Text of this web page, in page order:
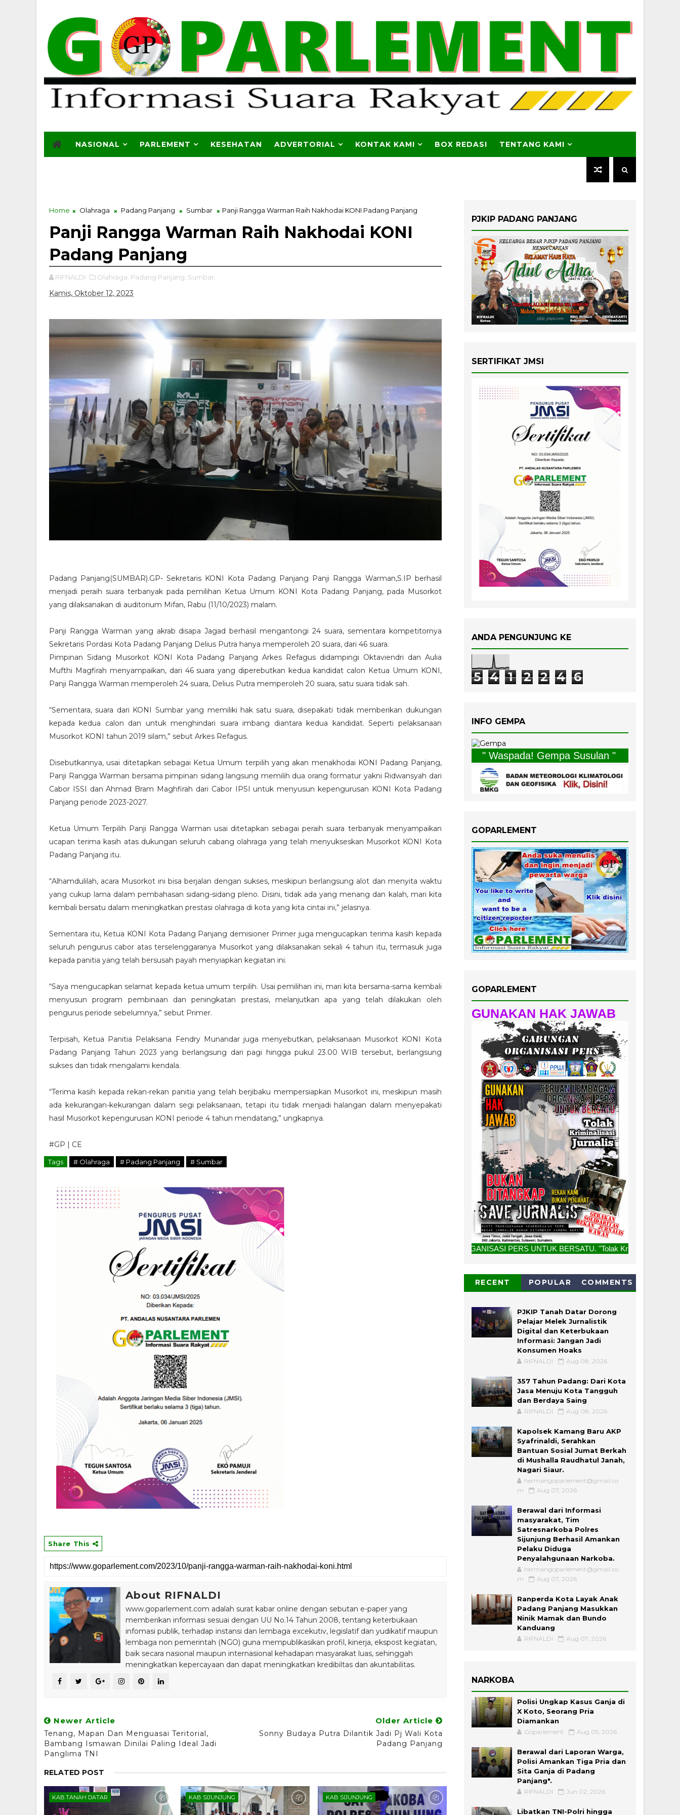
NASIONAL PARLEMENT KESEHATAN ADVERTORIAL KONTAK KAMI BOX REDASI TENTANG KAMI
Home Olahraga Padang Panjang Sumbar Panji Rangga Warman Raih Nakhodai KONI Padang Panjang
Panji Rangga Warman Raih Nakhodai KONI
Padang Panjang
RIFNALDI Olahraga, Padang Panjang, Sumbar,
Kamis, Oktober 12, 2023
Padang Panjang(SUMBAR).GP- Sekretaris KONI Kota Padang Panjang Panji Rangga Warman,S.IP berhasil
menjadi peraih suara terbanyak pada pemilihan Ketua Umum KONI Kota Padang Panjang, pada Musorkot
yang dilaksanakan di auditorium Mifan, Rabu (11/10/2023) malam.
Panji Rangga Warman yang akrab disapa Jagad berhasil mengantongi 24 suara, sementara kompetitornya
Sekretaris Pordasi Kota Padang Panjang Delius Putra hanya memperoleh 20 suara, dari 46 suara.
Pimpinan Sidang Musorkot KONI Kota Padang Panjang Arkes Refagus didampingi Oktaviendri dan Aulia
Mufthi Magfirah menyampaikan, dari 46 suara yang diperebutkan kedua kandidat calon Ketua Umum KONI,
Panji Rangga Warman memperoleh 24 suara, Delius Putra memperoleh 20 suara, satu suara tidak sah.
“Sementara, suara dari KONI Sumbar yang memiliki hak satu suara, disepakati tidak memberikan dukungan
kepada kedua calon dan untuk menghindari suara imbang diantara kedua kandidat. Seperti pelaksanaan
Musorkot KONI tahun 2019 silam,” sebut Arkes Refagus.
Disebutkannya, usai ditetapkan sebagai Ketua Umum terpilih yang akan menakhodai KONI Padang Panjang,
Panji Rangga Warman bersama pimpinan sidang langsung memilih dua orang formatur yakni Ridwansyah dari
Cabor ISSI dan Ahmad Bram Maghfirah dari Cabor IPSI untuk menyusun kepengurusan KONI Kota Padang
Panjang periode 2023-2027.
Ketua Umum Terpilih Panji Rangga Warman usai ditetapkan sebagai peraih suara terbanyak menyampaikan
ucapan terima kasih atas dukungan seluruh cabang olahraga yang telah menyukseskan Musorkot KONI Kota
Padang Panjang itu.
“Alhamdulilah, acara Musorkot ini bisa berjalan dengan sukses, meskipun berlangsung alot dan menyita waktu
yang cukup lama dalam pembahasan sidang-sidang pleno. Disini, tidak ada yang menang dan kalah, mari kita
kembali bersatu dalam meningkatkan prestasi olahraga di kota yang kita cintai ini,” jelasnya.
Sementara itu, Ketua KONI Kota Padang Panjang demisioner Primer juga mengucapkan terima kasih kepada
seluruh pengurus cabor atas terselenggaranya Musorkot yang dilaksanakan sekali 4 tahun itu, termasuk juga
kepada panitia yang telah bersusah payah menyiapkan kegiatan ini.
“Saya mengucapkan selamat kepada ketua umum terpilih. Usai pemilihan ini, mari kita bersama-sama kembali
menyusun program pembinaan dan peningkatan prestasi, melanjutkan apa yang telah dilakukan oleh
pengurus periode sebelumnya,” sebut Primer.
Terpisah, Ketua Panitia Pelaksana Fendry Munandar juga menyebutkan, pelaksanaan Musorkot KONI Kota
Padang Panjang Tahun 2023 yang berlangsung dari pagi hingga pukul 23.00 WIB tersebut, berlangsung
sukses dan tidak mengalami kendala.
“Terima kasih kepada rekan-rekan panitia yang telah berjibaku mempersiapkan Musorkot ini, meskipun masih
ada kekurangan-kekurangan dalam segi pelaksanaan, tetapi itu tidak menjadi halangan dalam menyepakati
hasil Musorkot kepengurusan KONI periode 4 tahun mendatang,” ungkapnya.
#GP | CE
Tags # Olahraga # Padang Panjang # Sumbar
Share This
About RIFNALDI
www.goparlement.com adalah surat kabar online dengan sebutan e-paper yang
memberikan informasi sesuai dengan UU No.14 Tahun 2008, tentang keterbukaan
infomasi publik, terhadap instansi dan lembaga excekutiv, legislatif dan yudikatif maupun
lembaga non pemerintah (NGO) guna mempublikasikan profil, kinerja, ekspost kegiatan,
baik secara nasional maupun internasional kehadapan masyarakat luas, sehinggah
meningkatkan kepercayaan dan dapat meningkatkan kredibiltas dan akuntabilitas.
Newer Article
Tenang, Mapan Dan Menguasai Teritorial,
Bambang Ismawan Dinilai Paling Ideal Jadi
Panglima TNI
Older Article
Sonny Budaya Putra Dilantik Jadi Pj Wali Kota
Padang Panjang
RELATED POST
KAB.TANAH DATAR KAB SIJUNJUNG KAB SIJUNJUNG
PJKIP PADANG PANJANG
SERTIFIKAT JMSI
ANDA PENGUNJUNG KE
5 4 1 2 2 4 6
INFO GEMPA
" Waspada! Gempa Susulan "
GOPARLEMENT
GOPARLEMENT
GUNAKAN HAK JAWAB
SERUAN LEMBAGA & ORGANISASI PERS UNTUK BERSATU. "Tolak Kriminalisasi Jurnalis, Rekan
RECENT POPULAR COMMENTS
PJKIP Tanah Datar Dorong
Pelajar Melek Jurnalistik
Digital dan Keterbukaan
Informasi: Jangan Jadi
Konsumen Hoaks
RIFNALDI Aug 08, 2026
357 Tahun Padang: Dari Kota
Jasa Menuju Kota Tangguh
dan Berdaya Saing
RIFNALDI Aug 08, 2026
Kapolsek Kamang Baru AKP
Syafrinaldi, Serahkan
Bantuan Sosial Jumat Berkah
di Mushalla Raudhatul Janah,
Nagari Siaur.
hermangoparlement@gmail.co
m
Aug 07, 2026
Berawal dari Informasi
masyarakat, Tim
Satresnarkoba Polres
Sijunjung Berhasil Amankan
Pelaku Diduga
Penyalahgunaan Narkoba.
hermangoparlement@gmail.co
m
Aug 07, 2026
Ranperda Kota Layak Anak
Padang Panjang Masukkan
Ninik Mamak dan Bundo
Kanduang
RIFNALDI Aug 07, 2026
NARKOBA
Polisi Ungkap Kasus Ganja di
X Koto, Seorang Pria
Diamankan
Goparlement Aug 05, 2026
Berawal dari Laporan Warga,
Polisi Amankan Tiga Pria dan
Sita Ganja di Padang
Panjang".
RIFNALDI Jun 02, 2026
Libatkan TNI-Polri hingga